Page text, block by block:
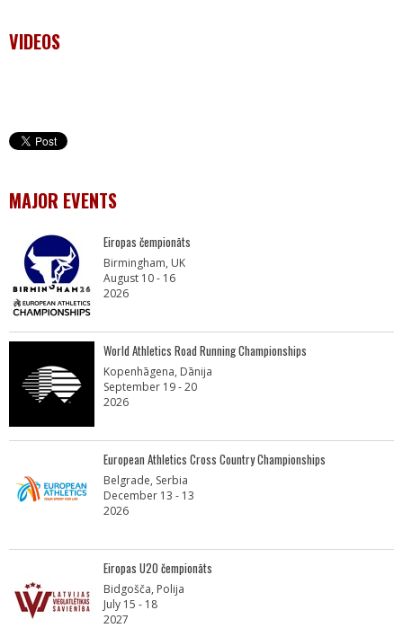
VIDEOS
MAJOR EVENTS
Eiropas čempionāts
Birmingham, UK
August 10 - 16
2026
World Athletics Road Running Championships
Kopenhāgena, Dānija
September 19 - 20
2026
European Athletics Cross Country Championships
Belgrade, Serbia
December 13 - 13
2026
Eiropas U20 čempionāts
Bidgošča, Polija
July 15 - 18
2027